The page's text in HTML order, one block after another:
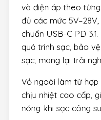
và điện áp theo
đủ các mức
chuẩn USB-C PD
quá trình sạc, bảo
sạc, mang lại trải
Vỏ ngoài làm từ
chịu nhiệt cao cấp,
nóng khi sạc công